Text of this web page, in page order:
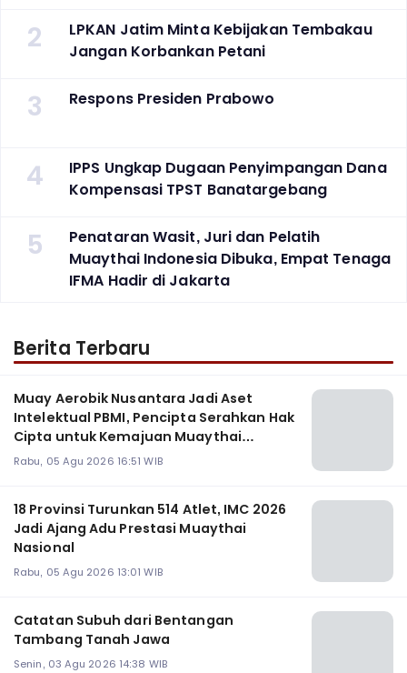
2
LPKAN Jatim Minta Kebijakan Tembakau
Jangan Korbankan Petani
3 Respons Presiden Prabowo
4
IPPS Ungkap Dugaan Penyimpangan Dana
Kompensasi TPST Banatargebang
5
Penataran Wasit, Juri dan Pelatih
Muaythai Indonesia Dibuka, Empat Tenaga
IFMA Hadir di Jakarta
Berita Terbaru
Muay Aerobik Nusantara Jadi Aset
Intelektual PBMI, Pencipta Serahkan Hak
Cipta untuk Kemajuan Muaythai
Indonesia
Rabu, 05 Agu 2026 16:51 WIB
18 Provinsi Turunkan 514 Atlet, IMC 2026
Jadi Ajang Adu Prestasi Muaythai
Nasional
Rabu, 05 Agu 2026 13:01 WIB
Catatan Subuh dari Bentangan
Tambang Tanah Jawa
Senin, 03 Agu 2026 14:38 WIB